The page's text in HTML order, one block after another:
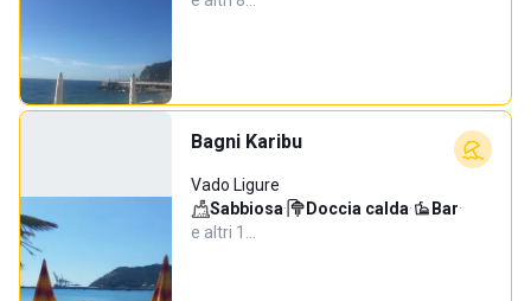
Bagni Karibu
Vado Ligure
Sabbiosa· Doccia calda· Bar·
e altri 1…